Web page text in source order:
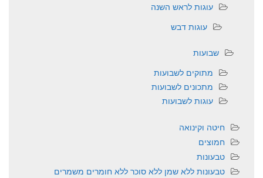
עוגות לראש השנה
עוגות דבש
שבועות
מתוקים לשבועות
מתכונים לשבועות
עוגות לשבועות
חיטה וקינואה
חמוצים
טבעונות
טבעונות ללא שמן ללא סוכר ללא חומרים משמרים